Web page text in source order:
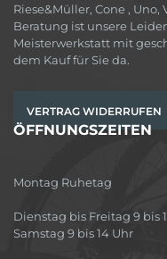
Riese&Müller, Cone ,
Beratung ist unsere
Meisterwerkstatt mit
dem Kauf für Sie da.
VERTRAG WIDERRUFEN
ÖFFNUNGSZEITEN
Montag Ruhetag
Dienstag bis Freitag 9 bis
Samstag 9 bis 14 Uhr